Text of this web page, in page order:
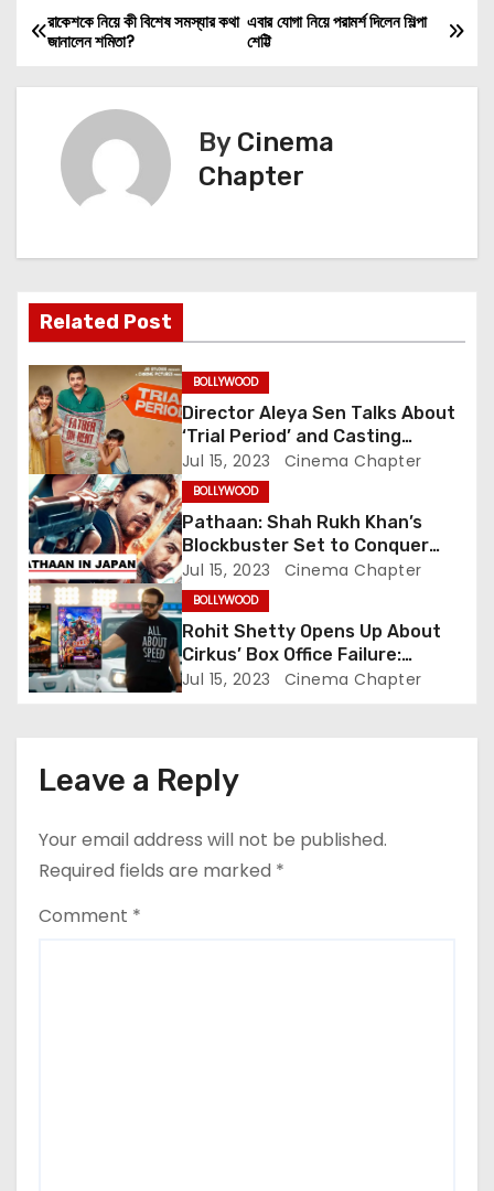
P
o
a
v
i
g
a
t
i
o
n
এবার যোগা নিয়ে পরামর্শ দিলেন শিল্পা
শেট্টি
রাকেশকে নিয়ে কী বিশেষ সমস্যার কথা
জানালেন শমিতা?
By Cinema
Chapter
Related Post
BOLLYWOOD
Director Aleya Sen Talks About
‘Trial Period’ and Casting
Choices for the Unconventional
Family Drama Starring Genelia
Deshmukh
Jul 15, 2023 Cinema Chapter
BOLLYWOOD
Pathaan: Shah Rukh Khan’s
Blockbuster Set to Conquer
Japanese Box Office, Aiming to
Challenge RRR’s Legacy
Jul 15, 2023 Cinema Chapter
BOLLYWOOD
Rohit Shetty Opens Up About
Cirkus’ Box Office Failure:
Embracing Accountability in
Jul 15, 2023 Cinema Chapter
Leave a Reply
Your email address will not be published.
Required fields are marked *
Comment *